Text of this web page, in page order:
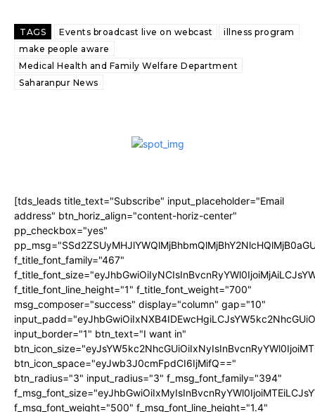
TAGS Events broadcast live on webcast
illness program
make people aware
Medical Health and Family Welfare Department
Saharanpur News
[tds_leads title_text="Subscribe" input_placeholder="Email
address" btn_horiz_align="content-horiz-center"
pp_checkbox="yes"
f_title_font_family="467"
f_title_font_line_height="1" f_title_font_weight="700"
msg_composer="success" display="column" gap="10"
input_border="1" btn_text="I want in"
btn_icon_space="eyJwb3J0cmFpdCI6IjMifQ=="
btn_radius="3" input_radius="3" f_msg_font_family="394"
f_msg_font_weight="500" f_msg_font_line_height="1.4"